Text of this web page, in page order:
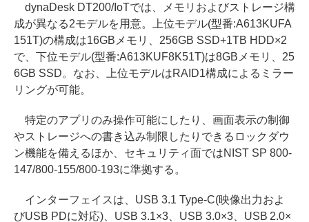
dynaDesk DT200/IoTでは、メモリおよびストレージ構
成が異なる2モデルを用意。上位モデル(型番:A613KUFA
151T)の構成は16GBメモリ、256GB SSD+1TB HDD×2
で、下位モデル(型番:A613KUF8K51T)は8GBメモリ、25
6GB SSD。なお、上位モデルはRAID1構成によるミラー
リングが可能。
特定のアプリのみ操作可能にしたり、画面表示の制御
やストレージへの書き込み制限したりできるロックダウ
ン機能を備えるほか、セキュリティ面ではNIST SP 800-
147/800-155/800-193に準拠する。
インターフェイスは、USB 3.1 Type-C(映像出力およ
びUSB PDに対応)、USB 3.1×3、USB 3.0×3、USB 2.0×